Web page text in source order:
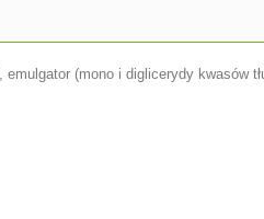
(mono i diglicerydy kwasów